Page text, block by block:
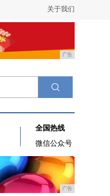
关于我们
广告
全国热线
微信公众号
广告